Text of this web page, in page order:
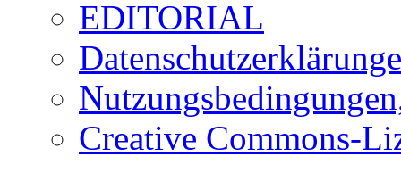
EDITORIAL
Creative Commons-